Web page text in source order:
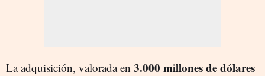
La adquisición, valorada en 3.000 millones de dólares